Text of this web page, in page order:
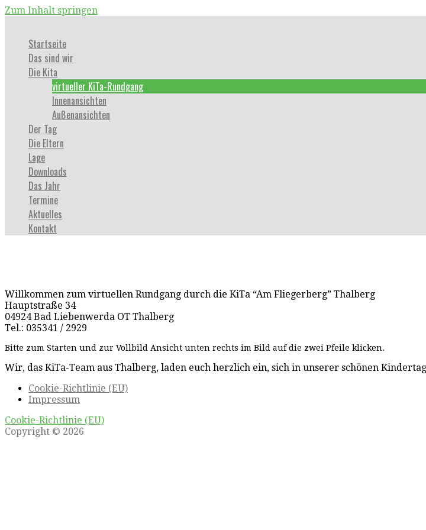
Zum Inhalt springen
Startseite
Das sind wir
Die Kita
virtueller KiTa-Rundgang
Innenansichten
Außenansichten
Der Tag
Die Eltern
Lage
Downloads
Das Jahr
Termine
Aktuelles
Kontakt
Willkommen zum virtuellen Rundgang durch die KiTa “Am Fliegerberg” Thalberg
Hauptstraße 34
04924 Bad Liebenwerda OT Thalberg
Tel.: 035341 / 2929
Bitte zum Starten und zur Vollbild Ansicht unten rechts im Bild auf die zwei Pfeile klicken.
Wir, das KiTa-Team aus Thalberg, laden euch herzlich ein, sich in unserer schönen
Cookie-Richtlinie (EU)
Impressum
Cookie-Richtlinie (EU)
Copyright © 2026